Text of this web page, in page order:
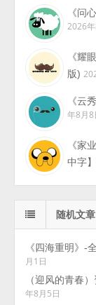
《问
2026
《耀
版)
《云
年8月8
《家
中字
随机文章
《四海重明》-
月1日
（迎风的青春
年8月5日